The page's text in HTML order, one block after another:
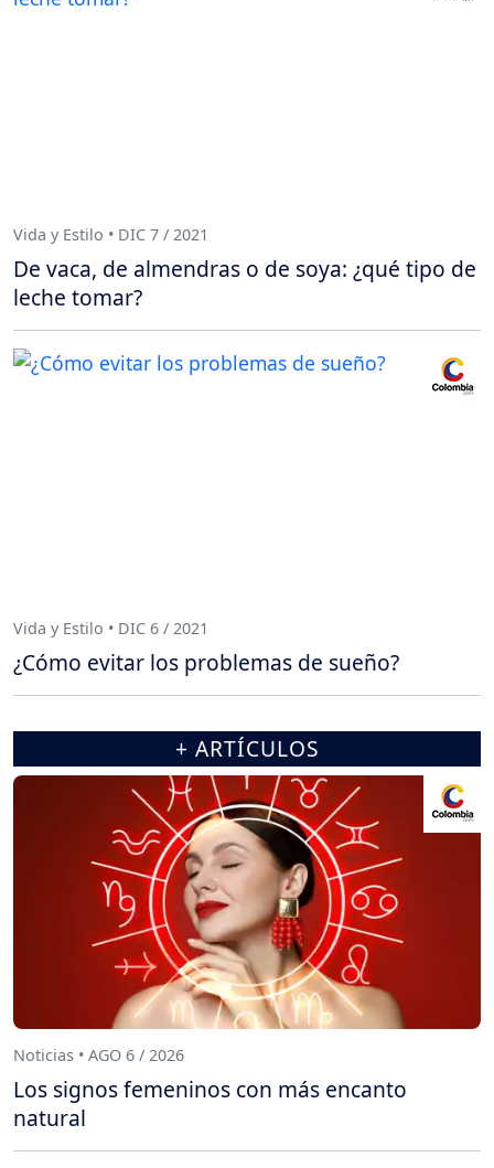
Vida y Estilo • DIC 7 / 2021
De vaca, de almendras o de soya: ¿qué tipo de
leche tomar?
Vida y Estilo • DIC 6 / 2021
¿Cómo evitar los problemas de sueño?
+ ARTÍCULOS
Noticias • AGO 6 / 2026
Los signos femeninos con más encanto
natural